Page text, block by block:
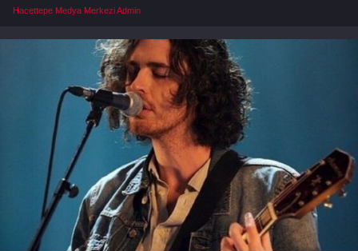
Hacettepe Medya Merkezi Admin